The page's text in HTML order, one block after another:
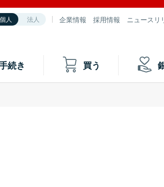
個人 法人 企業情報 採用情報 ニュースリ
続き 買う